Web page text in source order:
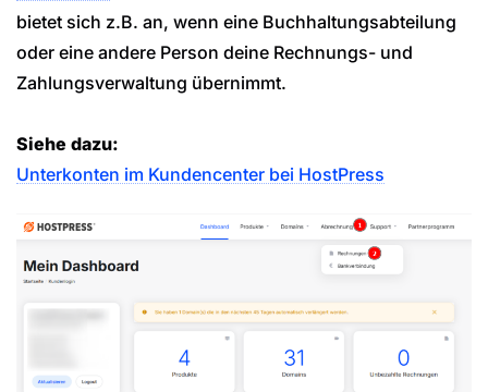
bietet sich z.B. an, wenn eine Buchhaltungsabteilung
oder eine andere Person deine Rechnungs- und
Zahlungsverwaltung übernimmt.
Siehe dazu:
Unterkonten im Kundencenter bei HostPress